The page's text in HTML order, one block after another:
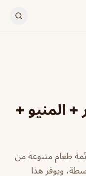
المنيو +
طعام متنوعة من
ويوفر هذا